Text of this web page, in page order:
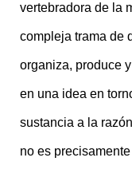
vertebradora de la
compleja trama de
organiza, produce
en una idea en
sustancia a la
no es